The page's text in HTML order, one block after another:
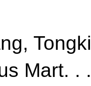
Mart. .